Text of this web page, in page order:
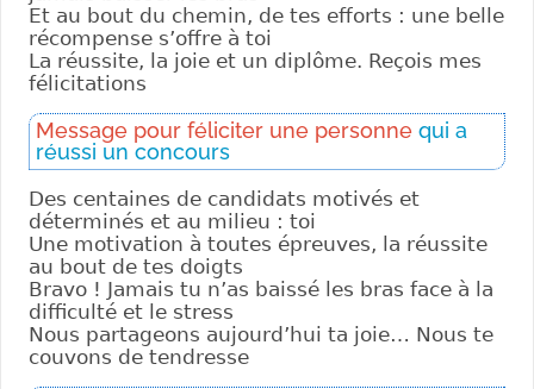
Et au bout du chemin, de tes efforts : une belle
récompense s’offre à toi
La réussite, la joie et un diplôme. Reçois mes
félicitations
Message pour féliciter une personne qui a
réussi un concours
Des centaines de candidats motivés et
déterminés et au milieu : toi
Une motivation à toutes épreuves, la réussite
au bout de tes doigts
Bravo ! Jamais tu n’as baissé les bras face à la
difficulté et le stress
Nous partageons aujourd’hui ta joie… Nous te
couvons de tendresse